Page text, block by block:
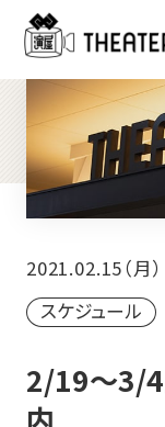
2021.02.15（月）
スケジュール
2/19～3/4